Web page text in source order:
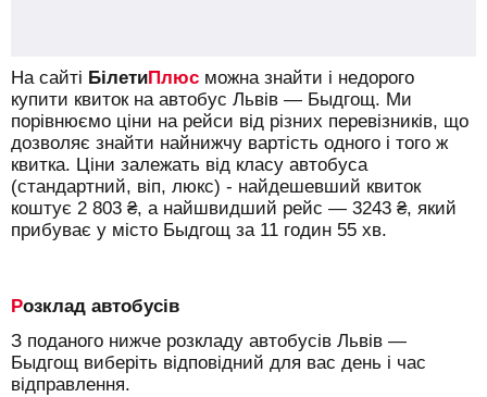
На сайті БілетиПлюс можна знайти і недорого
купити квиток на автобус Львів — Быдгощ. Ми
порівнюємо ціни на рейси від різних перевізників, що
дозволяє знайти найнижчу вартість одного і того ж
квитка. Ціни залежать від класу автобуса
(стандартний, віп, люкс) - найдешевший квиток
коштує 2 803 ₴, а найшвидший рейс — 3243 ₴, який
прибуває у місто Быдгощ за 11 годин 55 хв.
Розклад автобусів
З поданого нижче розкладу автобусів Львів —
Быдгощ виберіть відповідний для вас день і час
відправлення.